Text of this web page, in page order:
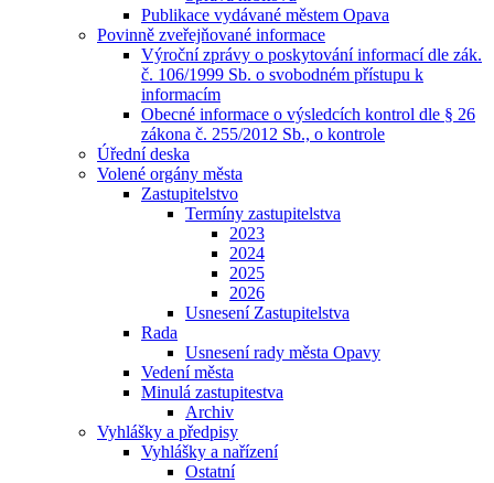
Publikace vydávané městem Opava
Povinně zveřejňované informace
Výroční zprávy o poskytování informací dle zák.
č. 106/1999 Sb. o svobodném přístupu k
informacím
Obecné informace o výsledcích kontrol dle § 26
zákona č. 255/2012 Sb., o kontrole
Úřední deska
Volené orgány města
Zastupitelstvo
Termíny zastupitelstva
2023
2024
2025
2026
Usnesení Zastupitelstva
Rada
Usnesení rady města Opavy
Vedení města
Minulá zastupitestva
Archiv
Vyhlášky a předpisy
Vyhlášky a nařízení
Ostatní